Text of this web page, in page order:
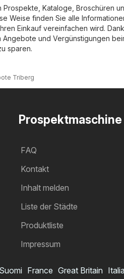
Kataloge, Broschüren
Weise finden Sie alle
Einkauf vereinfachen wird.
und Vergünstigungen
sparen.
Triberg
Prospektmaschine
FAQ
Kontakt
Inhalt melden
Liste der Städte
Produktliste
Impressum
Suomi France Great Britain Italia